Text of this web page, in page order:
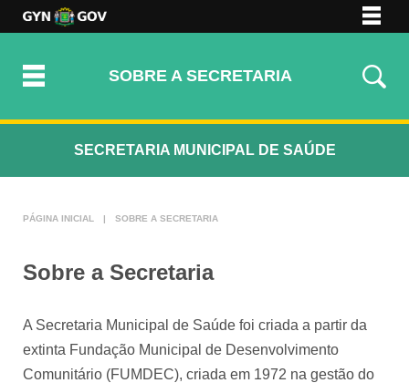
ACESSIBILIDADE
SOBRE A SECRETARIA
SECRETARIA MUNICIPAL DE SAÚDE
Página Inicial
Serviços
Fale Conosco
PÁGINA INICIAL | SOBRE A SECRETARIA
Sobre a Secretaria
A Secretaria Municipal de Saúde foi criada a partir da
extinta Fundação Municipal de Desenvolvimento
Comunitário (FUMDEC), criada em 1972 na gestão do